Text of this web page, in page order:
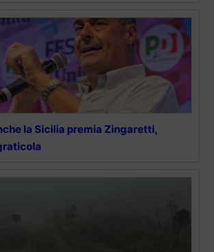
la Sicilia premia Zingaretti,